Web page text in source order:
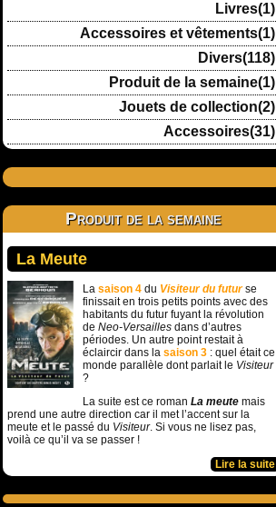
Livres(1)
Accessoires et vêtements(1)
Divers(118)
Produit de la semaine(1)
Jouets de collection(2)
Accessoires(31)
Produit de la semaine
La Meute
La saison 4 du Visiteur du futurse
finissait en trois petits points avec des
habitants du futur fuyant la révolution
de Neo-Versailles dans d’autres
périodes. Un autre point restait à
éclaircir dans la saison 3 : quel était ce
monde parallèle dont parlait le Visiteur
?
La suite est ce roman La meute mais
prend une autre direction car il met l’accent sur la
meute et le passé du Visiteur. Si vous ne lisez pas,
voilà ce qu’il va se passer !
Lire la suite